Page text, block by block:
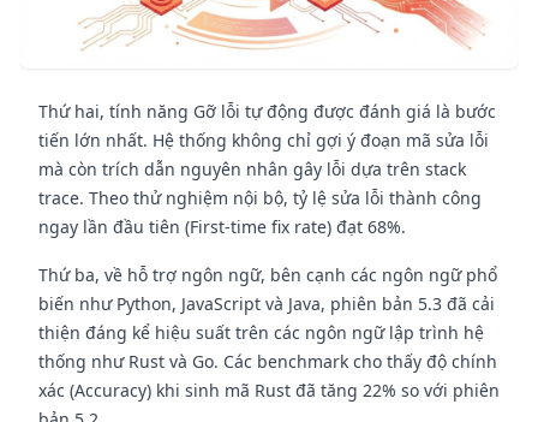
Thứ hai, tính năng Gỡ lỗi tự động được đánh giá là bước
tiến lớn nhất. Hệ thống không chỉ gợi ý đoạn mã sửa lỗi
mà còn trích dẫn nguyên nhân gây lỗi dựa trên stack
trace. Theo thử nghiệm nội bộ, tỷ lệ sửa lỗi thành công
ngay lần đầu tiên (First-time fix rate) đạt 68%.
Thứ ba, về hỗ trợ ngôn ngữ, bên cạnh các ngôn ngữ phổ
biến như Python, JavaScript và Java, phiên bản 5.3 đã cải
thiện đáng kể hiệu suất trên các ngôn ngữ lập trình hệ
thống như Rust và Go. Các benchmark cho thấy độ chính
xác (Accuracy) khi sinh mã Rust đã tăng 22% so với phiên